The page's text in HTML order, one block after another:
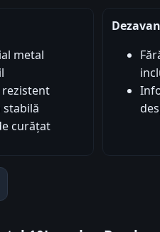
metal
rezistent
stabilă
curățat